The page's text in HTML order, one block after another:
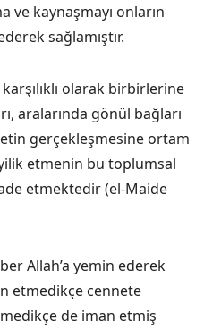
kaynaşmayı onların
sağlamıştır.
olarak birbirlerine
aralarında gönül bağları
gerçekleşmesine ortam
etmenin bu toplumsal
etmektedir (el-Maide
Allah’a yemin ederek
etmedikçe cennete
de iman etmiş